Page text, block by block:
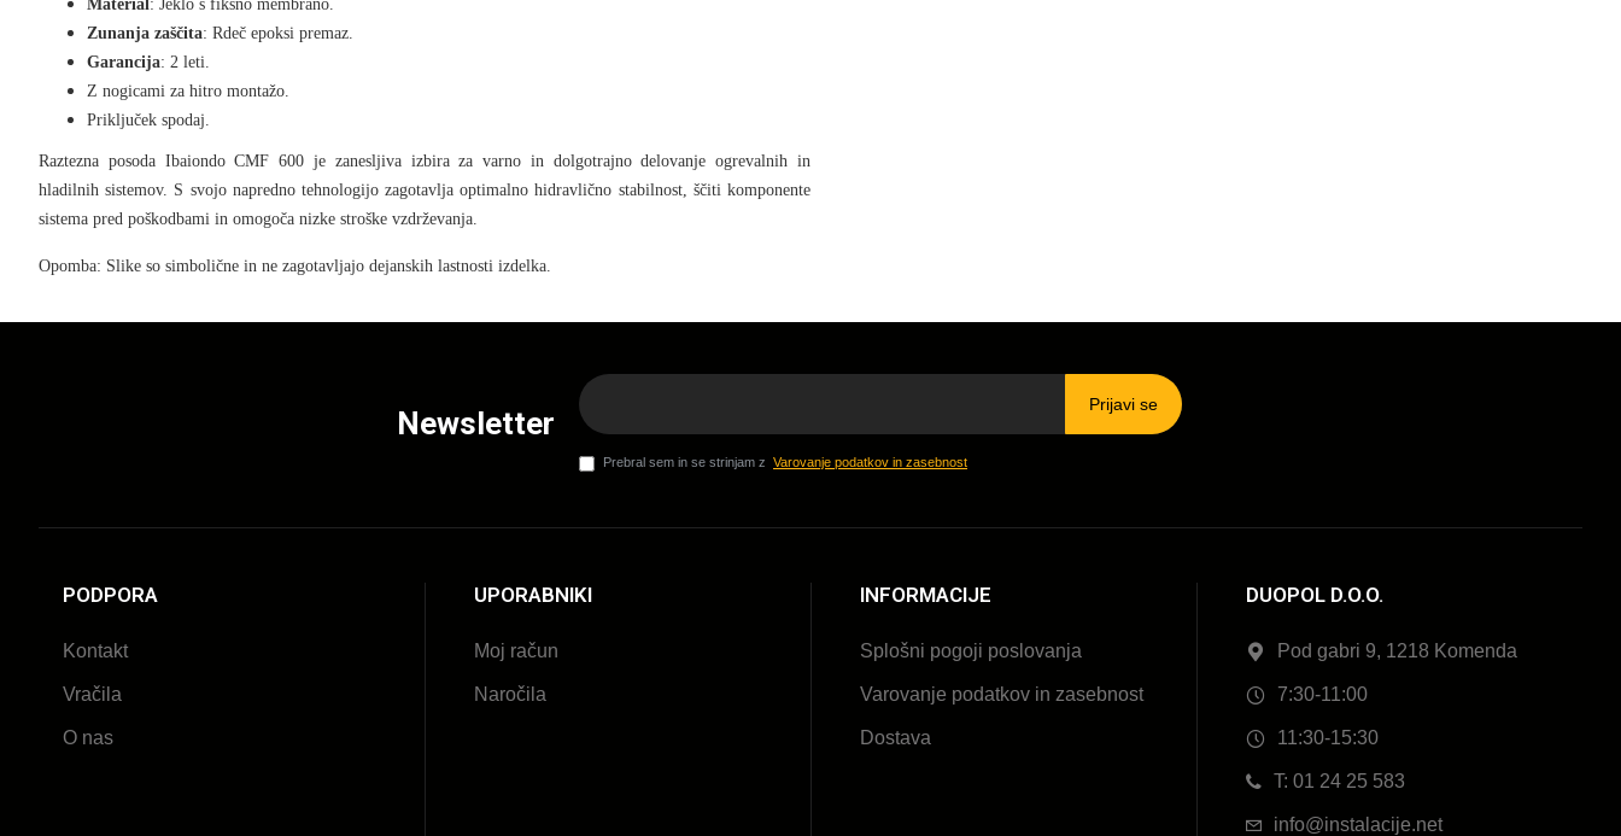
Material: Jeklo s fiksno membrano.
Zunanja zaščita: Rdeč epoksi premaz.
Garancija: 2 leti.
Z nogicami za hitro montažo.
Priključek spodaj.
Raztezna posoda Ibaiondo CMF 600 je zanesljiva izbira za varno in dolgotrajno delovanje ogrevalnih in
hladilnih sistemov. S svojo napredno tehnologijo zagotavlja optimalno hidravlično stabilnost, ščiti komponente
sistema pred poškodbami in omogoča nizke stroške vzdrževanja.
Opomba: Slike so simbolične in ne zagotavljajo dejanskih lastnosti izdelka.
Newsletter
Prijavi se
Prebral sem in se strinjam z Varovanje podatkov in zasebnost
PODPORA
Kontakt
Vračila
O nas
UPORABNIKI
Moj račun
Naročila
INFORMACIJE
Splošni pogoji poslovanja
Varovanje podatkov in zasebnost
Dostava
DUOPOL D.O.O.
Pod gabri 9, 1218 Komenda
7:30-11:00
11:30-15:30
T: 01 24 25 583
info@instalacije.net